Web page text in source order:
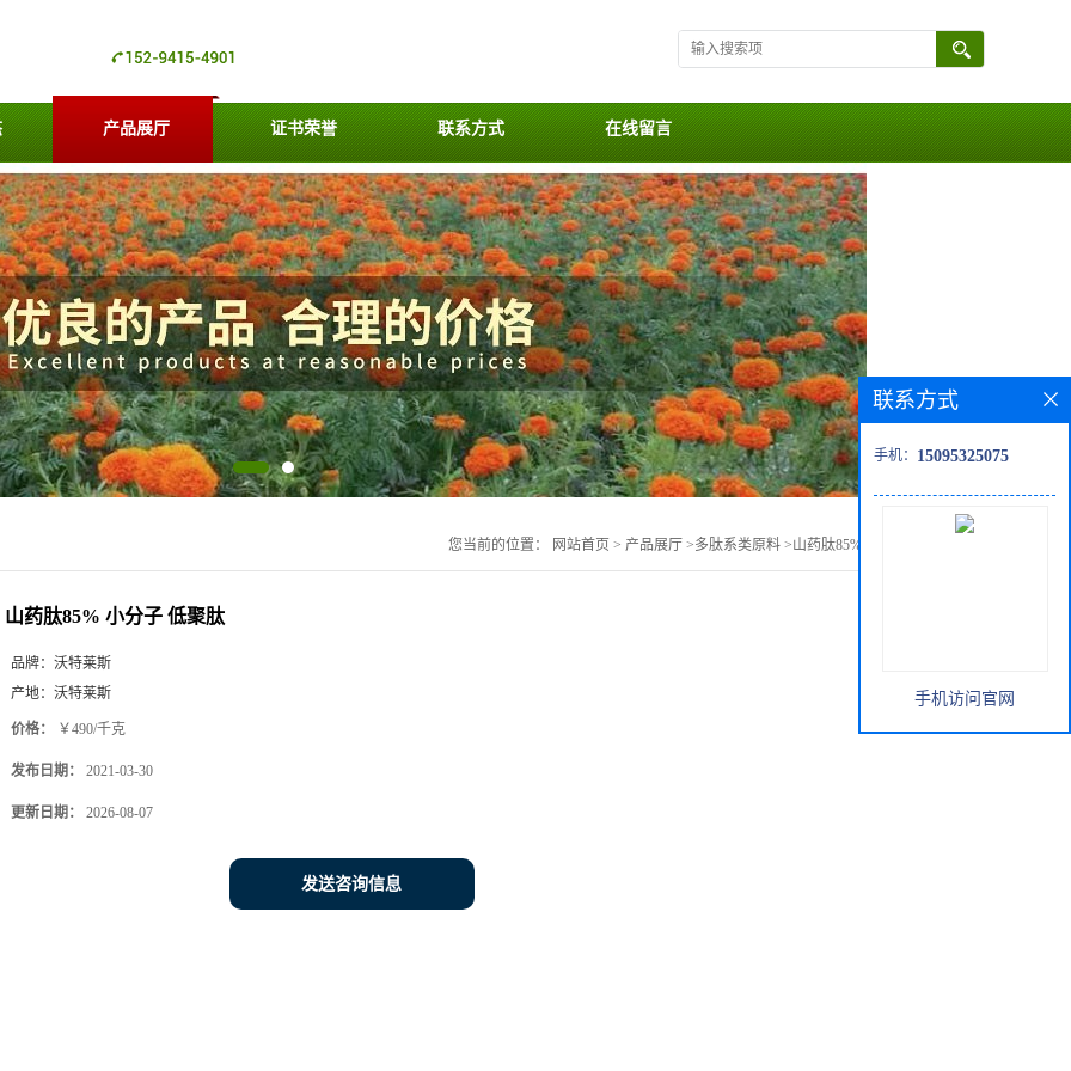
产品展厅 证书荣誉 联系方式 在线留言
您当前的位置： 网站首页 > 产品展厅 >多肽系类原料 >山药肽85% 小分子 低聚肽
山药肽85% 小分子 低聚肽
品牌： 沃特莱斯
产地： 沃特莱斯
价格： ￥490/千克
发布日期： 2021-03-30
更新日期： 2026-08-07
发送咨询信息
联系方式
手机： 15095325075
手机访问官网